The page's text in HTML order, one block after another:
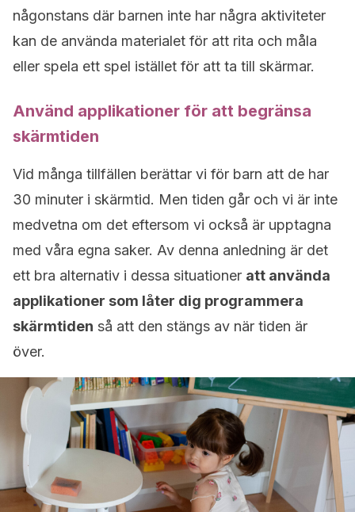
någonstans där barnen inte har några aktiviteter
kan de använda materialet för att rita och måla
eller spela ett spel istället för att ta till skärmar.
Använd applikationer för att begränsa
skärmtiden
Vid många tillfällen berättar vi för barn att de har
30 minuter i skärmtid. Men tiden går och vi är inte
medvetna om det eftersom vi också är upptagna
med våra egna saker. Av denna anledning är det
ett bra alternativ i dessa situationer att använda
applikationer som låter dig programmera
skärmtiden så att den stängs av när tiden är
över.